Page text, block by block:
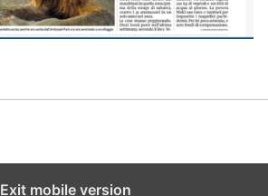
Exit mobile version